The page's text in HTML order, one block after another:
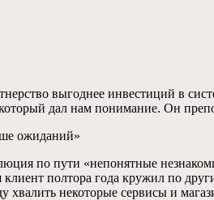
выгоднее инвестиций в
дал нам понимание. Он
ожиданий»
по пути «непонятные
полтора года кружил по
хвалить некоторые сервисы и